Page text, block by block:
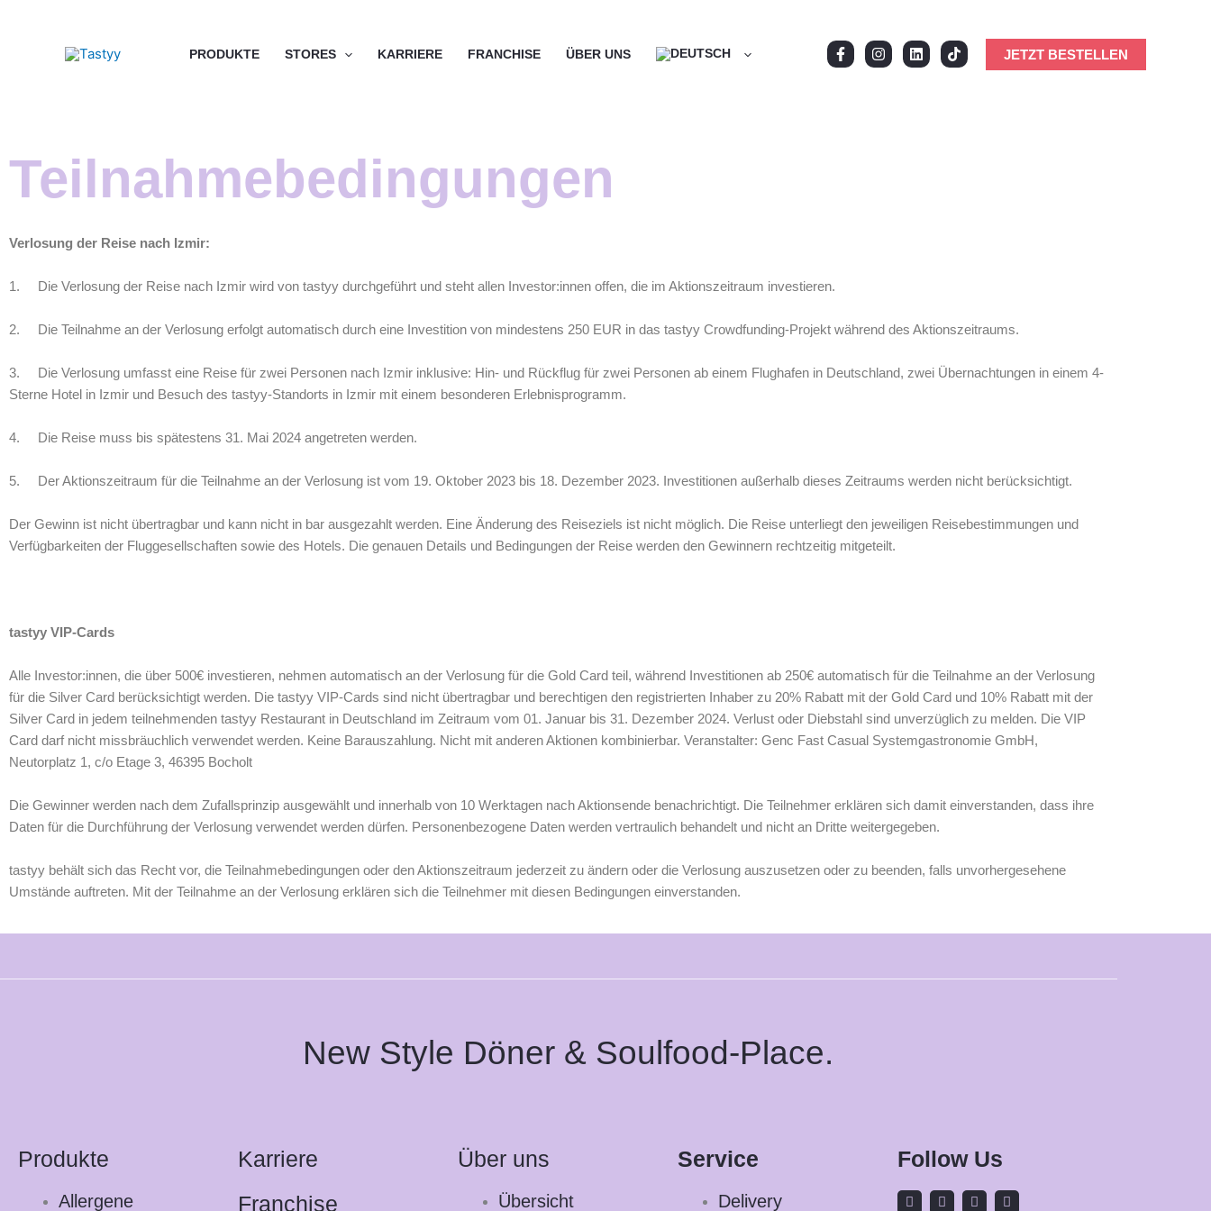
PRODUKTE STORES KARRIERE FRANCHISE ÜBER UNS JETZT BESTELLEN
Teilnahmebedingungen
Verlosung der Reise nach Izmir:
1. Die Verlosung der Reise nach Izmir wird von tastyy durchgeführt und steht allen Investor:innen offen, die im Aktionszeitraum investieren.
2. Die Teilnahme an der Verlosung erfolgt automatisch durch eine Investition von mindestens 250 EUR in das tastyy Crowdfunding-Projekt während des Aktionszeitraums.
3. Die Verlosung umfasst eine Reise für zwei Personen nach Izmir inklusive: Hin- und Rückflug für zwei Personen ab einem Flughafen in Deutschland, zwei Übernachtungen in einem 4-
Sterne Hotel in Izmir und Besuch des tastyy-Standorts in Izmir mit einem besonderen Erlebnisprogramm.
4. Die Reise muss bis spätestens 31. Mai 2024 angetreten werden.
5. Der Aktionszeitraum für die Teilnahme an der Verlosung ist vom 19. Oktober 2023 bis 18. Dezember 2023. Investitionen außerhalb dieses Zeitraums werden nicht berücksichtigt.
Der Gewinn ist nicht übertragbar und kann nicht in bar ausgezahlt werden. Eine Änderung des Reiseziels ist nicht möglich. Die Reise unterliegt den jeweiligen Reisebestimmungen und
Verfügbarkeiten der Fluggesellschaften sowie des Hotels. Die genauen Details und Bedingungen der Reise werden den Gewinnern rechtzeitig mitgeteilt.
tastyy VIP-Cards
Alle Investor:innen, die über 500€ investieren, nehmen automatisch an der Verlosung für die Gold Card teil, während Investitionen ab 250€ automatisch für die Teilnahme an der Verlosung
für die Silver Card berücksichtigt werden. Die tastyy VIP-Cards sind nicht übertragbar und berechtigen den registrierten Inhaber zu 20% Rabatt mit der Gold Card und 10% Rabatt mit der
Silver Card in jedem teilnehmenden tastyy Restaurant in Deutschland im Zeitraum vom 01. Januar bis 31. Dezember 2024. Verlust oder Diebstahl sind unverzüglich zu melden. Die VIP
Card darf nicht missbräuchlich verwendet werden. Keine Barauszahlung. Nicht mit anderen Aktionen kombinierbar. Veranstalter: Genc Fast Casual Systemgastronomie GmbH,
Neutorplatz 1, c/o Etage 3, 46395 Bocholt
Die Gewinner werden nach dem Zufallsprinzip ausgewählt und innerhalb von 10 Werktagen nach Aktionsende benachrichtigt. Die Teilnehmer erklären sich damit einverstanden, dass ihre
Daten für die Durchführung der Verlosung verwendet werden dürfen. Personenbezogene Daten werden vertraulich behandelt und nicht an Dritte weitergegeben.
tastyy behält sich das Recht vor, die Teilnahmebedingungen oder den Aktionszeitraum jederzeit zu ändern oder die Verlosung auszusetzen oder zu beenden, falls unvorhergesehene
Umstände auftreten. Mit der Teilnahme an der Verlosung erklären sich die Teilnehmer mit diesen Bedingungen einverstanden.
New Style Döner & Soulfood-Place.
Produkte
Allergene
Karriere
Franchise
Über uns
Übersicht
Service
Delivery
Follow Us
F I L T